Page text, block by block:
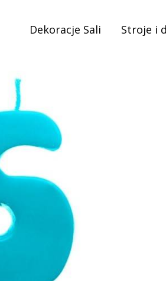
Dekoracje Sali Stroje i